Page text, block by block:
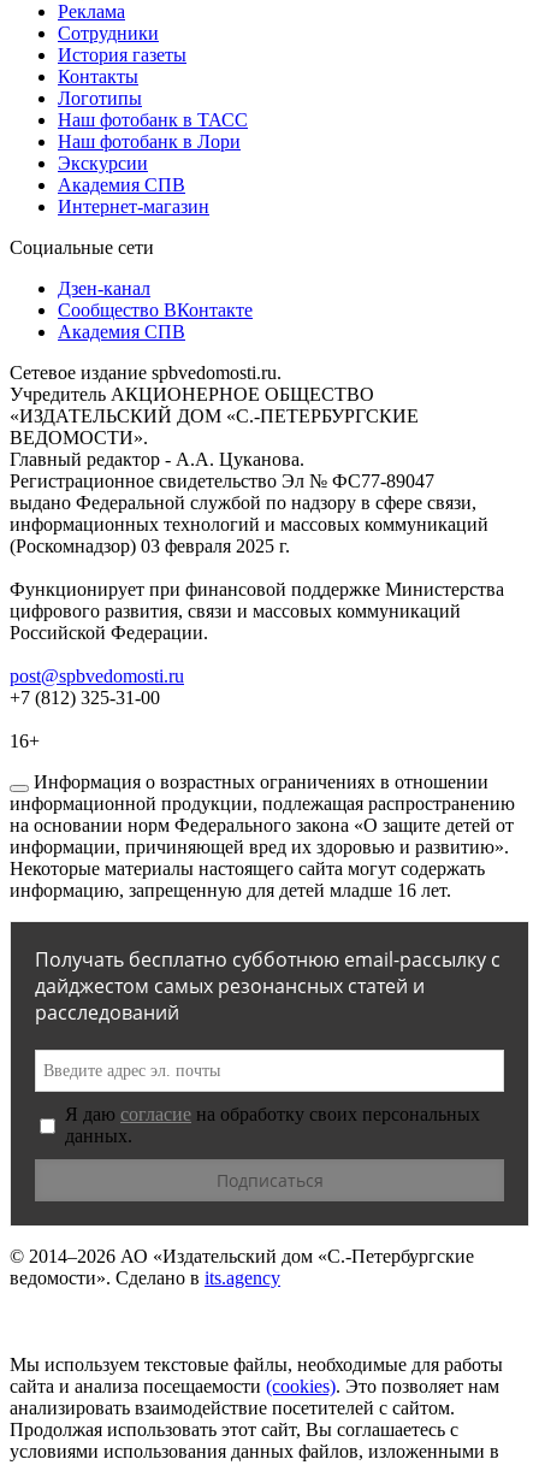
Реклама
Сотрудники
История газеты
Контакты
Логотипы
Наш фотобанк в ТАСС
Наш фотобанк в Лори
Экскурсии
Академия СПВ
Интернет-магазин
Социальные сети
Дзен-канал
Сообщество ВКонтакте
Академия СПВ
Сетевое издание spbvedomosti.ru.
Учредитель АКЦИОНЕРНОЕ ОБЩЕСТВО
«ИЗДАТЕЛЬСКИЙ ДОМ «С.-ПЕТЕРБУРГСКИЕ
ВЕДОМОСТИ».
Главный редактор - А.А. Цуканова.
Регистрационное свидетельство Эл № ФС77-89047
выдано Федеральной службой по надзору в сфере связи,
информационных технологий и массовых коммуникаций
(Роскомнадзор) 03 февраля 2025 г.
Функционирует при финансовой поддержке Министерства
цифрового развития, связи и массовых коммуникаций
Российской Федерации.
post@spbvedomosti.ru
+7 (812) 325-31-00
16+
Информация о возрастных ограничениях в отношении
информационной продукции, подлежащая распространению
на основании норм Федерального закона «О защите детей от
информации, причиняющей вред их здоровью и развитию».
Некоторые материалы настоящего сайта могут содержать
информацию, запрещенную для детей младше 16 лет.
Получать бесплатно субботнюю email-рассылку с
дайджестом самых резонансных статей и
расследований
Я даю согласие на обработку своих персональных
данных.
© 2014–2026 АО «Издательский дом «С.-Петербургские
ведомости». Сделано в its.agency
Мы используем текстовые файлы, необходимые для работы
сайта и анализа посещаемости (сookies). Это позволяет нам
анализировать взаимодействие посетителей с сайтом.
Продолжая использовать этот сайт, Вы соглашаетесь с
условиями использования данных файлов, изложенными в